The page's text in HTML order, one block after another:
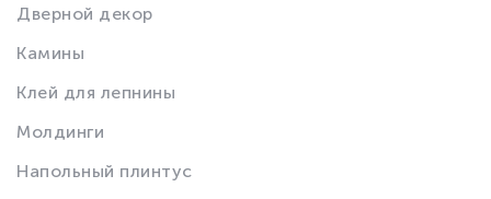
Дверной декор
Камины
Клей для лепнины
Молдинги
Напольный плинтус